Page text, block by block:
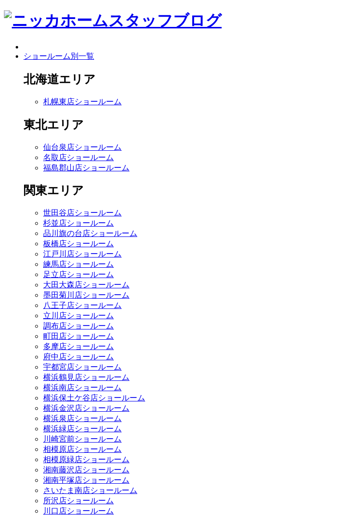
ショールーム別一覧
北海道エリア
札幌東店ショールーム
東北エリア
仙台泉店ショールーム
名取店ショールーム
福島郡山店ショールーム
関東エリア
世田谷店ショールーム
杉並店ショールーム
品川旗の台店ショールーム
板橋店ショールーム
江戸川店ショールーム
練馬店ショールーム
足立店ショールーム
大田大森店ショールーム
墨田菊川店ショールーム
八王子店ショールーム
立川店ショールーム
調布店ショールーム
町田店ショールーム
多摩店ショールーム
府中店ショールーム
宇都宮店ショールーム
横浜鶴見店ショールーム
横浜南店ショールーム
横浜保土ケ谷店ショールーム
横浜金沢店ショールーム
横浜泉店ショールーム
横浜緑店ショールーム
川崎宮前ショールーム
相模原店ショールーム
相模原緑店ショールーム
湘南藤沢店ショールーム
湘南平塚店ショールーム
さいたま南店ショールーム
所沢店ショールーム
川口店ショールーム